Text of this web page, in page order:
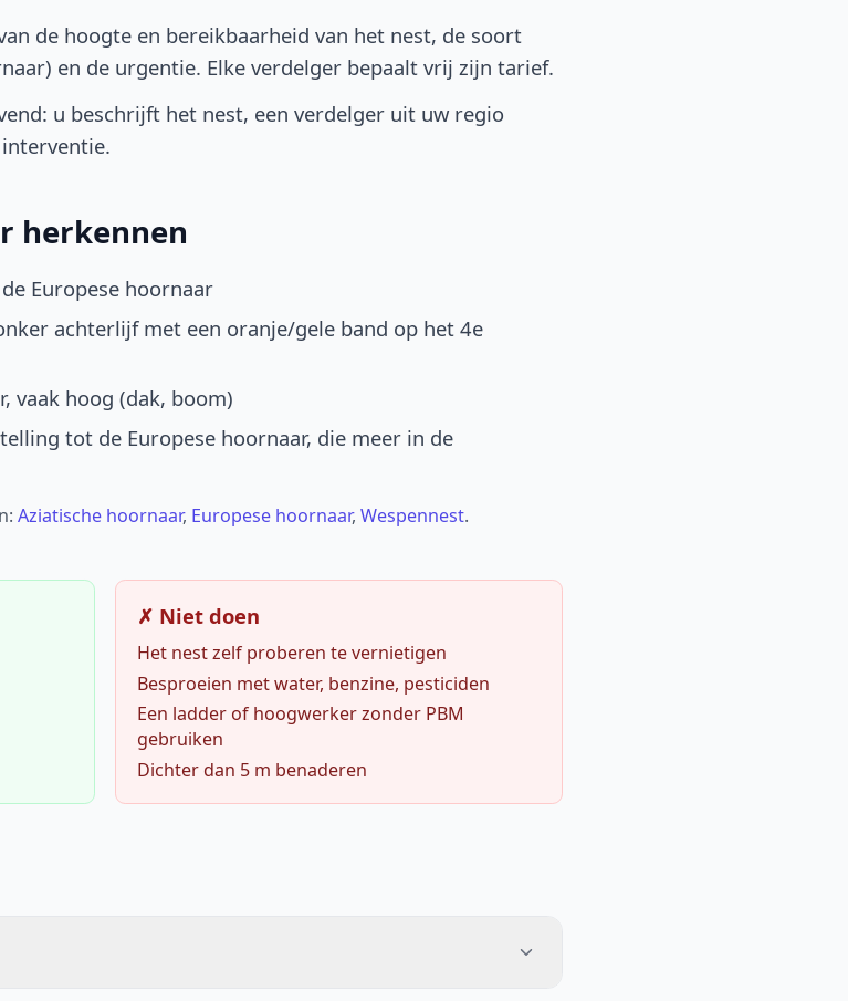
de hoogte en bereikbaarheid van het nest, de soort
en de urgentie. Elke verdelger bepaalt vrij zijn tarief.
u beschrijft het nest, een verdelger uit uw regio
herkennen
Europese hoornaar
achterlijf met een oranje/gele band op het 4e
vaak hoog (dak, boom)
tot de Europese hoornaar, die meer in de
Aziatische hoornaar, Europese hoornaar, Wespennest.
✗ Niet doen
Het nest zelf proberen te vernietigen
Besproeien met water, benzine, pesticiden
Een ladder of hoogwerker zonder PBM
gebruiken
Dichter dan 5 m benaderen